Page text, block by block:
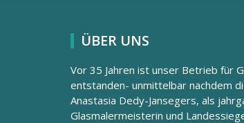
ÜBER UNS
Vor 35 Jahren ist unser Betrieb für
entstanden- unmittelbar nachdem
Anastasia Dedy-Jansegers, als
Glasmalermeisterin und